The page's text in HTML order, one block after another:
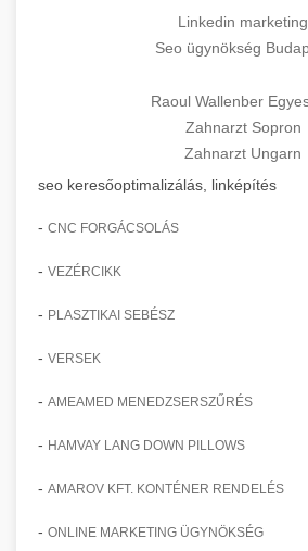
Linkedin marketing
Seo ügynökség
Raoul Wallenber
Zahnarzt Sopron
Zahnarzt Ungarn
seo keresőoptimalizálás, linképítés
- CNC FORGÁCSOLÁS
- VEZÉRCIKK
- PLASZTIKAI SEBÉSZ
- VERSEK
- AMEAMED MENEDZSERSZŰRÉS
- HAMVAY LANG DOWN PILLOWS
- AMAROV KFT. KONTÉNER RENDELÉS
- ONLINE MARKETING ÜGYNÖKSÉG